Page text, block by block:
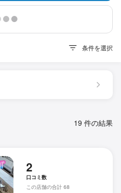
条件を選択
19 件の結果
2
口コミ数
この店舗の合計 68